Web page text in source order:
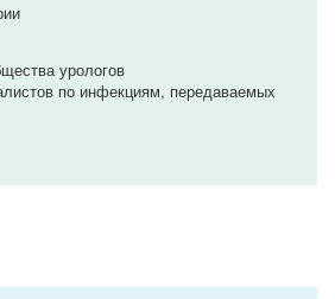
урологов
по инфекциям, передаваемых